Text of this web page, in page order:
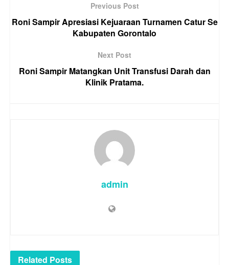
Previous Post
Roni Sampir Apresiasi Kejuaraan Turnamen Catur Se
Kabupaten Gorontalo
Next Post
Roni Sampir Matangkan Unit Transfusi Darah dan
Klinik Pratama.
admin
Related Posts